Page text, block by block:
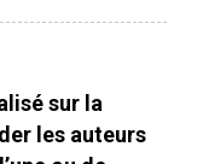
sur la
les auteurs